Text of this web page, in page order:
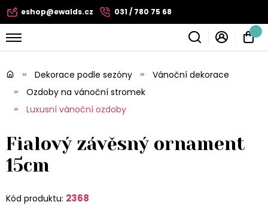
eshop@ewalds.cz 031 / 780 75 68
Dekorace podle sezóny
Vánoční dekorace
Ozdoby na vánoční stromek
Luxusní vánoční ozdoby
Fialový závěsný ornament
15cm
Kód produktu: 2368